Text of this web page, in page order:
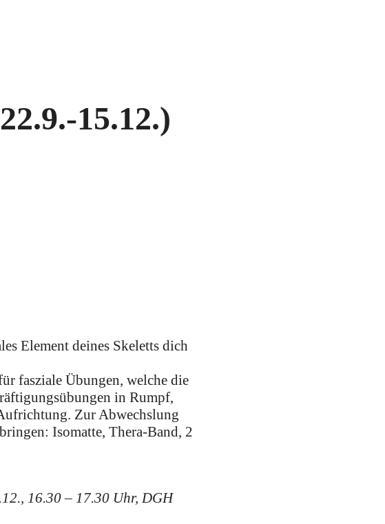
15.12.)
Element deines Skeletts dich
fasziale Übungen, welche die
in Rumpf,
Zur Abwechslung
Isomatte, Thera-Band, 2
16.30 – 17.30 Uhr, DGH